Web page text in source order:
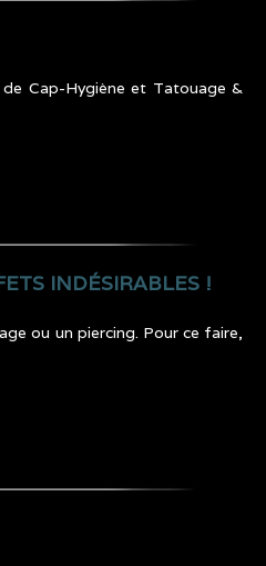
Cap-Hygiène et Tatouage &
INDÉSIRABLES !
ou un piercing. Pour ce faire,